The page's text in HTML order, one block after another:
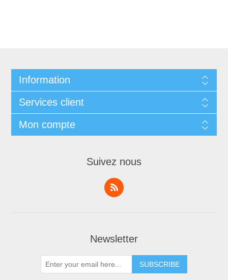
Information
Services client
Mon compte
Suivez nous
Newsletter